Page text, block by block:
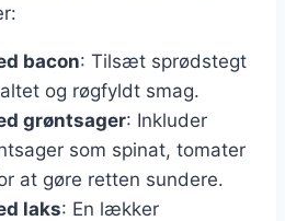
bacon: Tilsæt sprødstegt
og røgfyldt smag.
grøntsager: Inkluder
som spinat, tomater
at gøre retten sundere.
laks: En lækker